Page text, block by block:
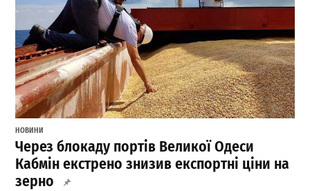
НОВИНИ
Через блокаду портів Великої Одеси
Кабмін екстрено знизив експортні ціни на
зерно